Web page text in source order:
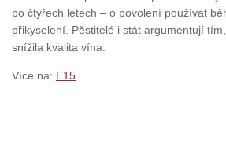
po čtyřech letech – o povolení používat
přikyselení. Pěstitelé i stát argumentují
snížila kvalita vína.
Více na: E15